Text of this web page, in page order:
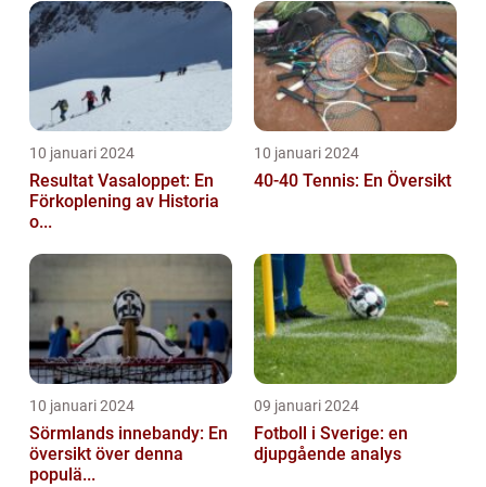
10 januari 2024
Resultat Vasaloppet: En
Förkoplening av Historia
o...
10 januari 2024
40-40 Tennis: En Översikt
10 januari 2024
Sörmlands innebandy: En
översikt över denna
populä...
09 januari 2024
Fotboll i Sverige: en
djupgående analys